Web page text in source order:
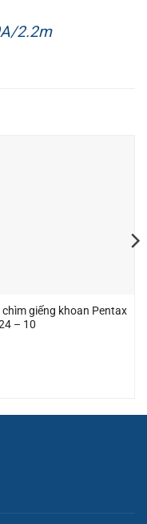
2.2m
chìm giếng khoan Pentax
– 10